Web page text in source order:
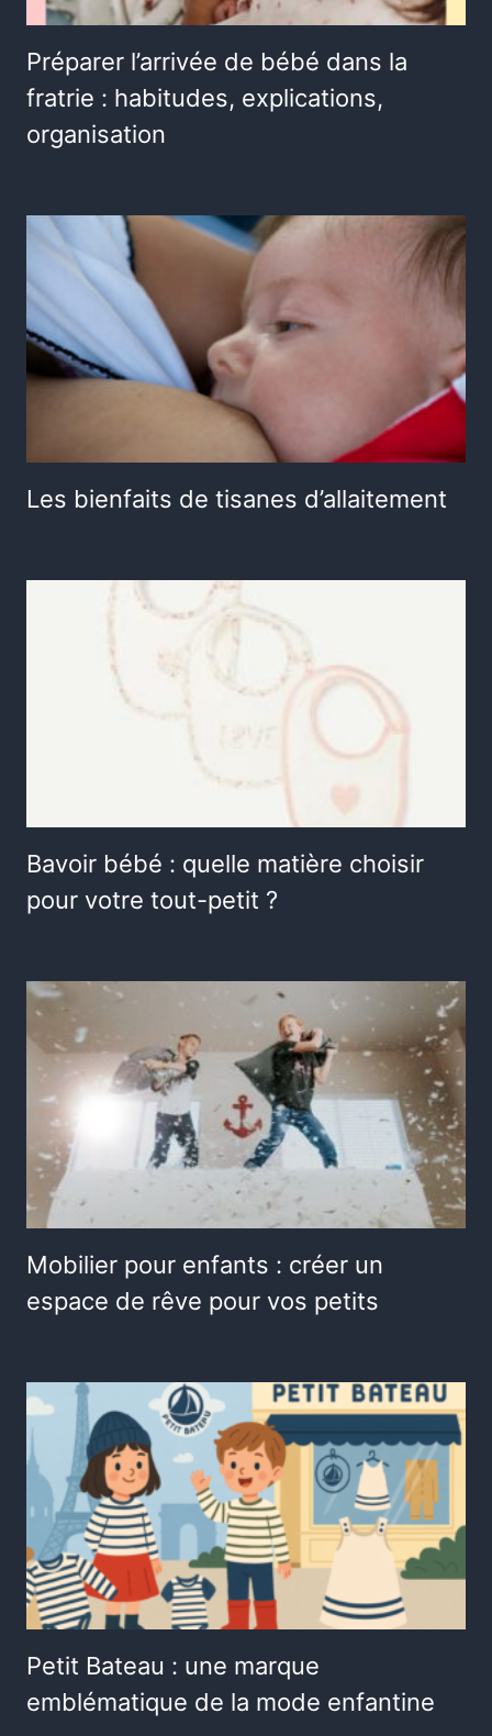
Préparer l’arrivée de bébé dans la
fratrie : habitudes, explications,
organisation
Les bienfaits de tisanes d’allaitement
Bavoir bébé : quelle matière choisir
pour votre tout-petit ?
Mobilier pour enfants : créer un
espace de rêve pour vos petits
Petit Bateau : une marque
emblématique de la mode enfantine